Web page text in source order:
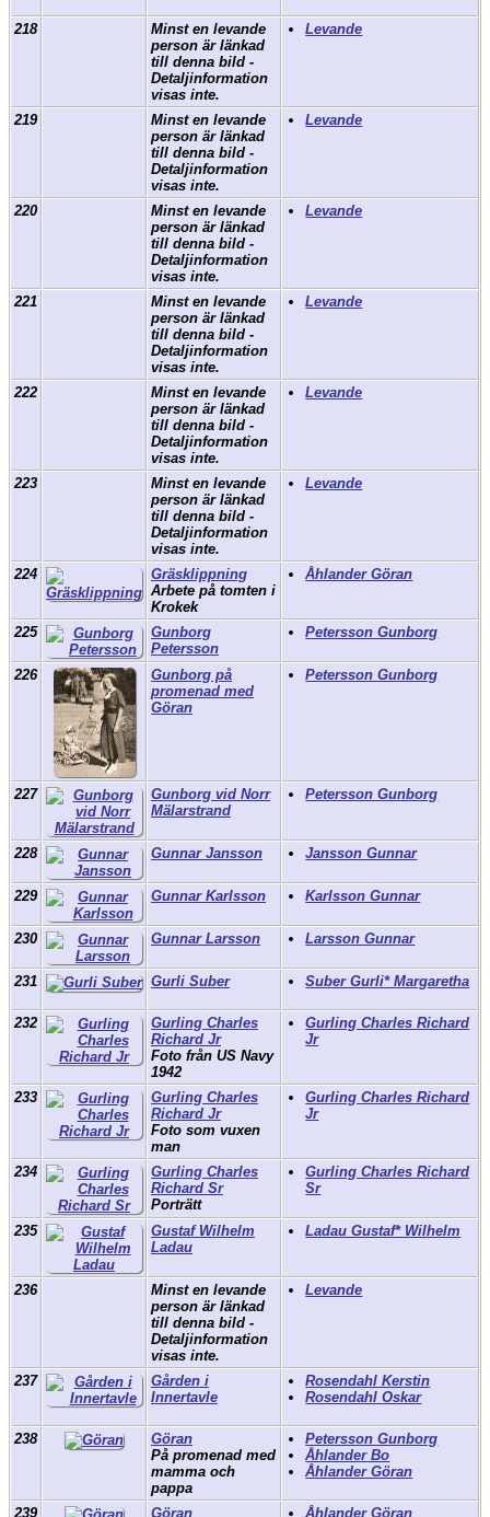
218
Minst en levande
person är länkad
till denna bild -
Detaljinformation
visas inte.
Levande
219
Minst en levande
person är länkad
till denna bild -
Detaljinformation
visas inte.
Levande
220
Minst en levande
person är länkad
till denna bild -
Detaljinformation
visas inte.
Levande
221
Minst en levande
person är länkad
till denna bild -
Detaljinformation
visas inte.
Levande
222
Minst en levande
person är länkad
till denna bild -
Detaljinformation
visas inte.
Levande
223
Minst en levande
person är länkad
till denna bild -
Detaljinformation
visas inte.
Levande
224
Gräsklippning
Arbete på tomten i
Krokek
Åhlander Göran
225
Gunborg
Petersson
Petersson Gunborg
226
Gunborg på
promenad med
Göran
Petersson Gunborg
227
Gunborg vid Norr
Mälarstrand
Petersson Gunborg
228 Gunnar Jansson Jansson Gunnar
229 Gunnar Karlsson Karlsson Gunnar
230 Gunnar Larsson Larsson Gunnar
231 Gurli Suber Suber Gurli* Margaretha
232
Gurling Charles
Richard Jr
Foto från US Navy
1942
Gurling Charles Richard
Jr
233
Gurling Charles
Richard Jr
Foto som vuxen
man
Gurling Charles Richard
Jr
234
Gurling Charles
Richard Sr
Porträtt
Gurling Charles Richard
Sr
235
Gustaf Wilhelm
Ladau
Ladau Gustaf* Wilhelm
236
Minst en levande
person är länkad
till denna bild -
Detaljinformation
visas inte.
Levande
237
Gården i
Innertavle
Rosendahl Kerstin
Rosendahl Oskar
238
Göran
På promenad med
mamma och
pappa
Petersson Gunborg
Åhlander Bo
Åhlander Göran
239
Göran
Åhlander Göran